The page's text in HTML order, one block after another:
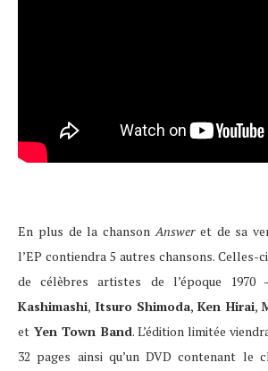
En plus de la chanson Answeret de sa
l’EP contiendra 5 autres chansons. Celles-
de célèbres artistes de l’époque 1970
Kashimashi, Itsuro Shimoda,Ken Hirai,
et Yen Town Band. L’édition limitée
32 pages ainsi qu’un DVD contenant le